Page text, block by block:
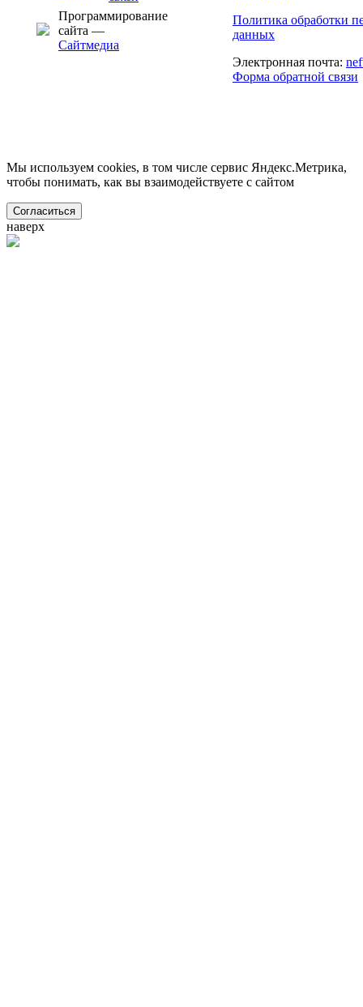
Программирование
сайта —
Сайтмедиа
Политика обработки
данных
Электронная почта:
Форма обратной связи
Мы используем cookies, в том числе сервис Яндекс.Метрика,
чтобы понимать, как вы взаимодействуете с сайтом
Согласиться
наверх